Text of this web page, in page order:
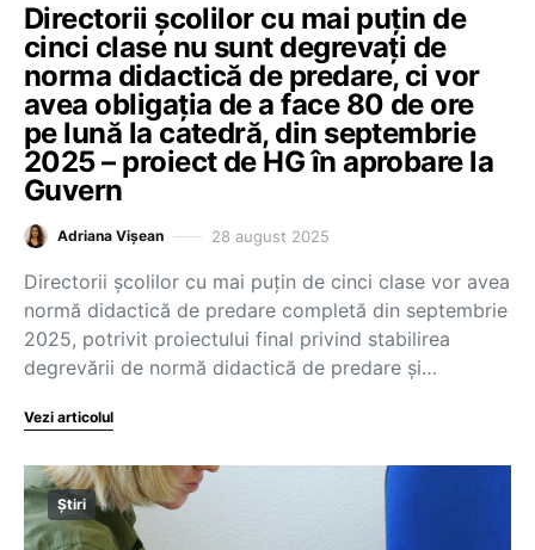
Directorii școlilor cu mai puțin de
cinci clase nu sunt degrevați de
norma didactică de predare, ci vor
avea obligația de a face 80 de ore
pe lună la catedră, din septembrie
2025 – proiect de HG în aprobare la
Guvern
Adriana Vișean 28 august 2025
Directorii școlilor cu mai puțin de cinci clase vor avea
normă didactică de predare completă din septembrie
2025, potrivit proiectului final privind stabilirea
degrevării de normă didactică de predare și…
Vezi articolul
Știri